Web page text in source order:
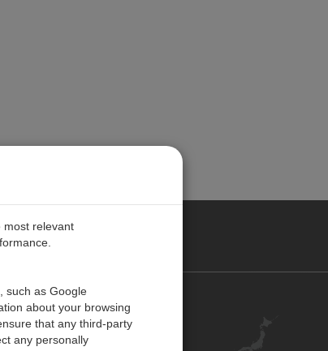
お問い合わせ
キャリア
most relevant
such as Google
about your browsing
that any third-party
any personally